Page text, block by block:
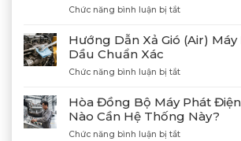
Phát
MGS2300R
Cảng
Chức năng bình luận bị tắtở
Gỡ
Và
Nối
Tác
Cùng
Tân
Giám
Hướng Dẫn Xả Gió (Air)
Dầu Chuẩn Xác
Chức năng bình luận bị tắtở
Dẫn
Xả
Gió
(Air)
Hòa Đồng Bộ Máy Phát Điện
Nào Cần Hệ Thống Này?
Chức năng bình luận bị tắtở